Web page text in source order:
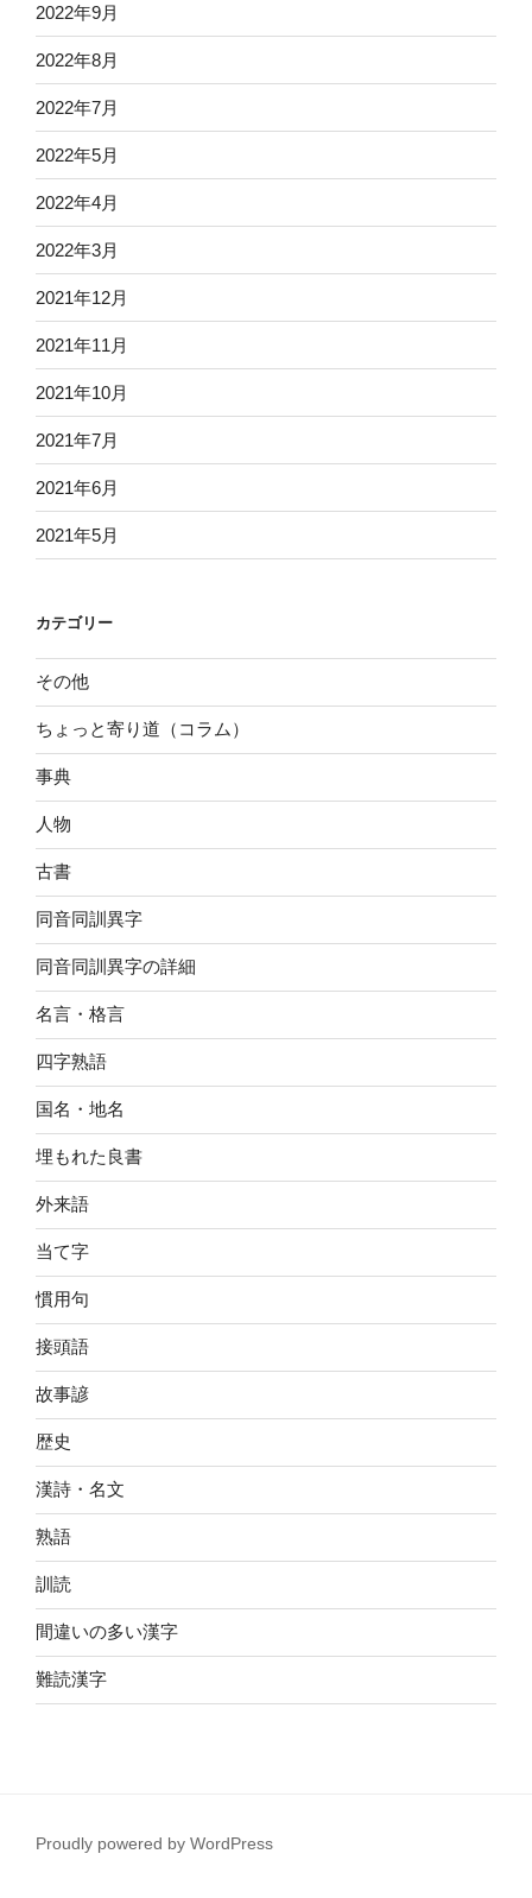
2022年9月
2022年8月
2022年7月
2022年5月
2022年4月
2022年3月
2021年12月
2021年11月
2021年10月
2021年7月
2021年6月
2021年5月
カテゴリー
その他
ちょっと寄り道（コラム）
事典
人物
古書
同音同訓異字
同音同訓異字の詳細
名言・格言
四字熟語
国名・地名
埋もれた良書
外来語
当て字
慣用句
接頭語
故事諺
歴史
漢詩・名文
熟語
訓読
間違いの多い漢字
難読漢字
Proudly powered by WordPress